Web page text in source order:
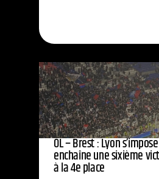
OL – Brest : Lyon
enchaîne une sixième
à la 4e place